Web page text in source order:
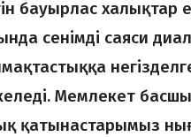
бауырлас халықтар
сенімді саяси
келеді. Мемлекет
қатынастарымыз